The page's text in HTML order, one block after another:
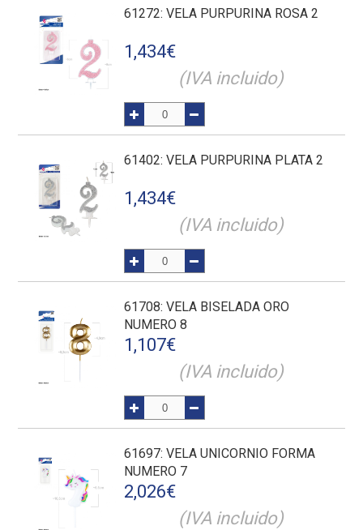
61272: VELA PURPURINA ROSA 2
1,434€
(IVA incluido)
61402: VELA PURPURINA PLATA 2
1,434€
(IVA incluido)
61708: VELA BISELADA ORO
NUMERO 8
1,107€
(IVA incluido)
61697: VELA UNICORNIO FORMA
NUMERO 7
2,026€
(IVA incluido)